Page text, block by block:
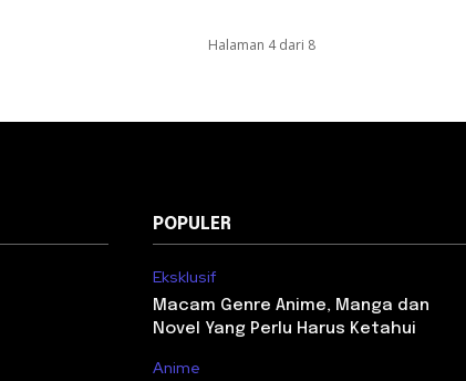
Halaman 4 dari 8
POPULER
Eksklusif
Macam Genre Anime, Manga dan
Novel Yang Perlu Harus Ketahui
Anime